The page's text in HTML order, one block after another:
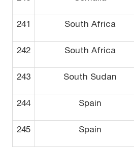
241 South Africa
242 South Africa
243 South Sudan
244 Spain
245 Spain